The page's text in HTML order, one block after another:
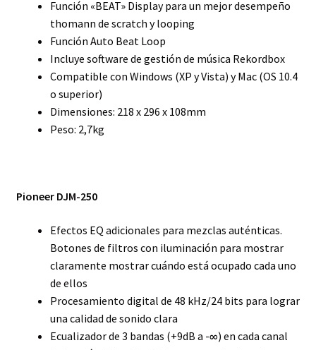
Función «BEAT» Display para un mejor desempeño
thomann de scratch y looping
Función Auto Beat Loop
Incluye software de gestión de música Rekordbox
Compatible con Windows (XP y Vista) y Mac (OS 10.4
o superior)
Dimensiones: 218 x 296 x 108mm
Peso: 2,7kg
Pioneer DJM-250
Efectos EQ adicionales para mezclas auténticas.
Botones de filtros con iluminación para mostrar
claramente mostrar cuándo está ocupado cada uno
de ellos
Procesamiento digital de 48 kHz/24 bits para lograr
una calidad de sonido clara
Ecualizador de 3 bandas (+9dB a -∞) en cada canal